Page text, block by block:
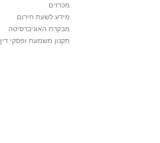
מכרזים
מידע לשעת חירום
מבקרת האוניברסיטה
תקנון משמעת ופסקי דין